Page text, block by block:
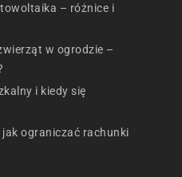
– różnice i
w ogrodzie –
i kiedy się
ograniczać rachunki